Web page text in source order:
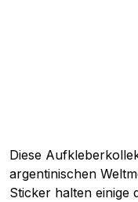
Diese
argentinischen
Sticker halten einige